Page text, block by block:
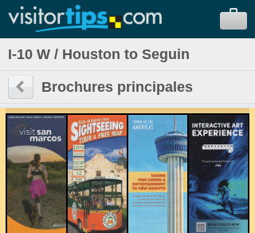
I-10 W / Houston to Seguin
Brochures principales